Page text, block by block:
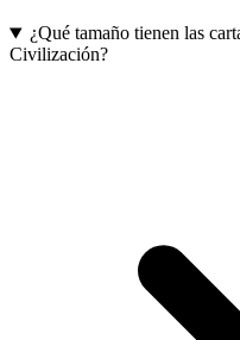
¿Qué tamaño tienen las
Civilización?